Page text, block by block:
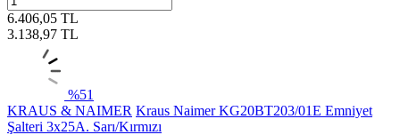
6.406,05 TL
3.138,97 TL
%51
KRAUS & NAIMER Kraus Naimer KG20BT203/01E Emniyet
Şalteri 3x25A. Sarı/Kırmızı